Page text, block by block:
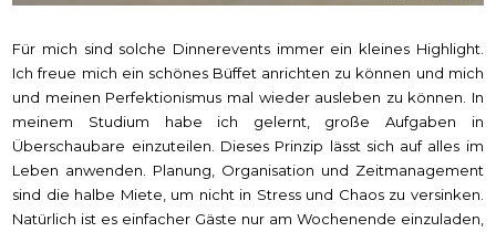
Für mich sind solche Dinnerevents immer ein kleines Highlight.
Ich freue mich ein schönes Büffet anrichten zu können und mich
und meinen Perfektionismus mal wieder ausleben zu können. In
meinem Studium habe ich gelernt, große Aufgaben in
Überschaubare einzuteilen. Dieses Prinzip lässt sich auf alles im
Leben anwenden. Planung, Organisation und Zeitmanagement
sind die halbe Miete, um nicht in Stress und Chaos zu versinken.
Natürlich ist es einfacher Gäste nur am Wochenende einzuladen,